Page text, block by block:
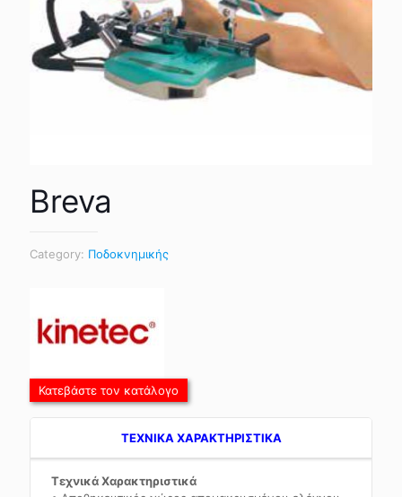
Breva
Category: Ποδοκνημικής
Κατεβάστε τον κατάλογο
TEXNIKA ΧΑΡΑΚΤΗΡΙΣΤΙΚΑ
Τεχνικά Χαρακτηριστικά